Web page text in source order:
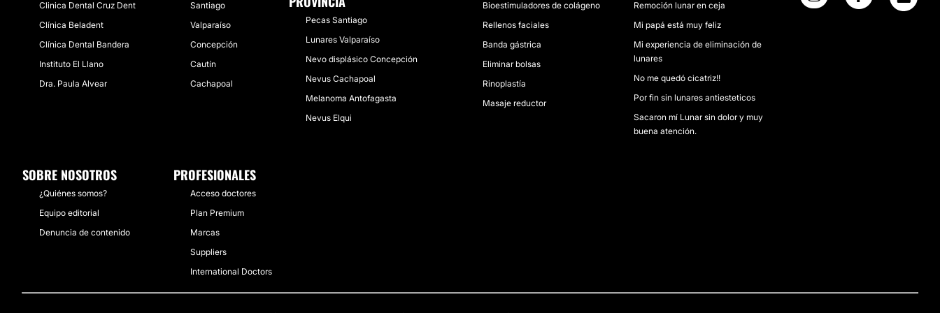
Clinica Dental Cruz Dent
​Clínica Beladent
Clínica Dental Bandera​
Instituto El Llano
Dra. Paula Alvear
Santiago
Valparaíso
Concepción
Cautín
Cachapoal
Pecas Santiago
Lunares Valparaíso
Nevo displásico Concepción
Nevus Cachapoal
Melanoma Antofagasta
Nevus Elqui
Bioestimuladores de colágeno
Rellenos faciales
Banda gástrica
Eliminar bolsas
Rinoplastía
Masaje reductor
Remoción lunar en ceja
Mi papá está muy feliz
Mi experiencia de eliminación de
lunares
No me quedó cicatriz!!
Por fin sin lunares antiesteticos
Sacaron mí Lunar sin dolor y muy
buena atención.
SOBRE NOSOTROS
¿Quiénes somos?
Equipo editorial
Denuncia de contenido
PROFESIONALES
Acceso doctores
Plan Premium
Marcas
Suppliers
International Doctors